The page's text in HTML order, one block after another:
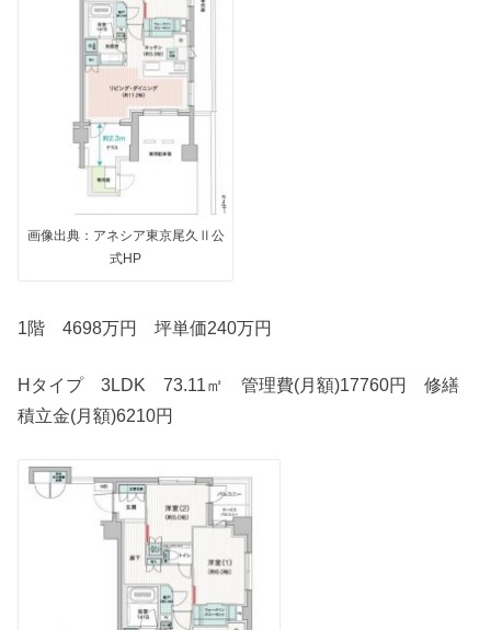
画像出典：アネシア東京尾久Ⅱ公
式HP
1階 4698万円 坪単価240万円
Hタイプ 3LDK 73.11㎡ 管理費(月額)17760円 修繕
積立金(月額)6210円